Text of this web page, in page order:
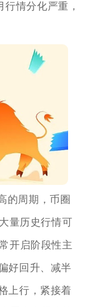
情分化严重，
的周期，币圈
量历史行情可
开启阶段性主
好回升、减半
上行，紧接着